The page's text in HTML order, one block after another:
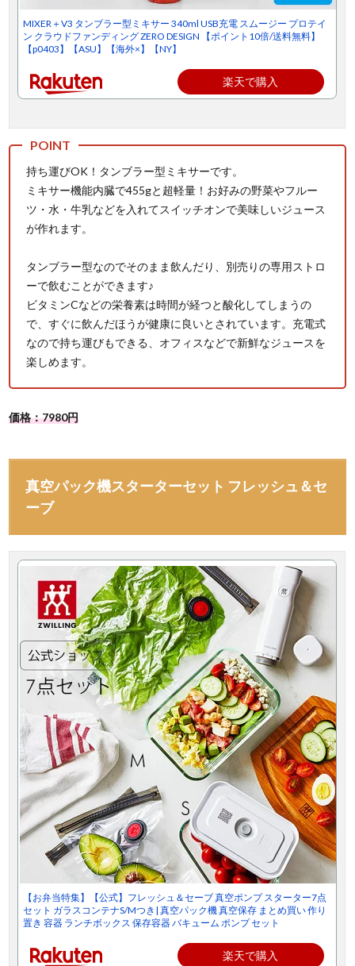
MIXER＋V3 タンブラー型ミキサー 340ml USB充電 スムージー プロテイ
ン クラウドファンディング ZERO DESIGN 【ポイント10倍/送料無料】
【p0403】【ASU】【海外×】【NY】
楽天で購入
持ち運びOK！タンブラー型ミキサーです。
ミキサー機能内臓で455gと超軽量！お好みの野菜やフルー
ツ・水・牛乳などを入れてスイッチオンで美味しいジュース
が作れます。
タンブラー型なのでそのまま飲んだり、別売りの専用ストロ
ーで飲むことができます♪
ビタミンCなどの栄養素は時間が経つと酸化してしまうの
で、すぐに飲んだほうが健康に良いとされています。充電式
なので持ち運びもできる、オフィスなどで新鮮なジュースを
楽しめます。
価格：7980円
真空パック機スターターセット フレッシュ＆セ
ーブ
【お弁当特集】【公式】フレッシュ＆セーブ 真空ポンプ スターター7点
セット ガラスコンテナS/Mつき| 真空パック機 真空保存 まとめ買い 作り
置き 容器 ランチボックス 保存容器 バキューム ポンプ セット
楽天で購入